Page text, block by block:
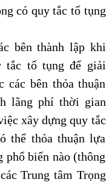
có quy tắc tố tụng
bên thành lập khi
tắc tố tụng để giải
các bên thỏa thuận
lãng phí thời gian
xây dựng quy tắc
thể thỏa thuận lựa
biến nào (thông
Trung tâm Trọng